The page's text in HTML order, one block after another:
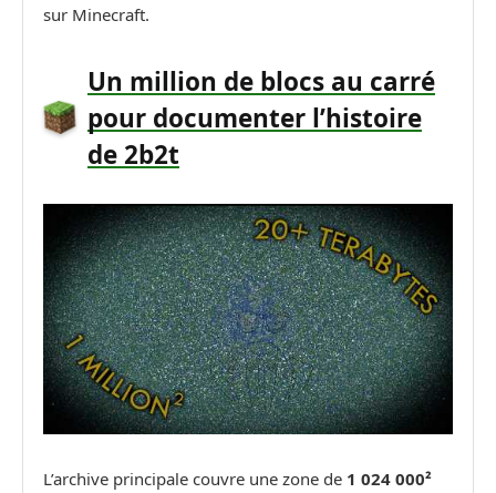
sur Minecraft.
Un million de blocs au carré
pour documenter l’histoire
de 2b2t
L’archive principale couvre une zone de 1 024 000²